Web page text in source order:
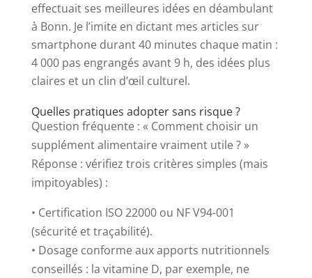
effectuait ses meilleures idées en déambulant
à Bonn. Je l’imite en dictant mes articles sur
smartphone durant 40 minutes chaque matin :
4 000 pas engrangés avant 9 h, des idées plus
claires et un clin d’œil culturel.
Quelles pratiques adopter sans risque ?
Question fréquente : « Comment choisir un
supplément alimentaire vraiment utile ? »
Réponse : vérifiez trois critères simples (mais
impitoyables) :
• Certification ISO 22000 ou NF V94-001
(sécurité et traçabilité).
• Dosage conforme aux apports nutritionnels
conseillés : la vitamine D, par exemple, ne